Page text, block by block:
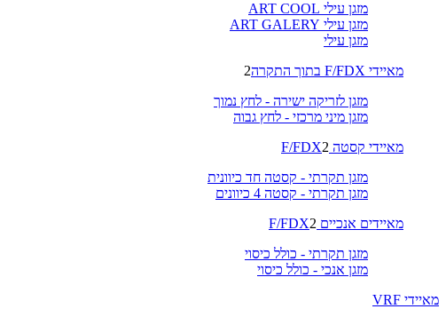
מזגן עילי ART COOL
מזגן עילי ART GALERY
מזגן עילי
מאיידי F/FDX בתוך התקרה
2
מזגן לזריקה ישירה - לחץ נמוך
מזגן מיני מרכזי - לחץ גבוה
מאיידי קסטה F/FDX 2
מזגן תקרתי - קסטה חד כיוונית
מזגן תקרתי - קסטה 4 כיוונים
מאיידים אנכיים F/FDX 2
מזגן תקרתי - כולל כיסוי
מזגן אנכי - כולל כיסוי
מאיידי VRF